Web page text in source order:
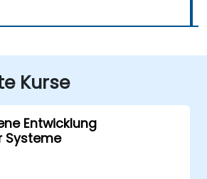
Kurse
Entwicklung
Systeme